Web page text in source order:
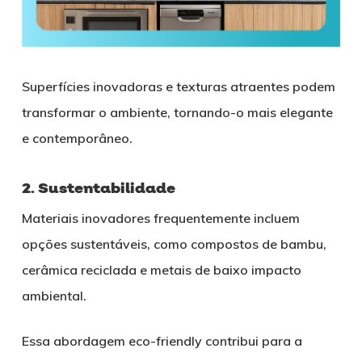
Superfícies inovadoras e texturas atraentes podem
transformar o ambiente, tornando-o mais elegante
e contemporâneo.
2. Sustentabilidade
Materiais inovadores frequentemente incluem
opções sustentáveis, como compostos de bambu,
cerâmica reciclada e metais de baixo impacto
ambiental.
Essa abordagem eco-friendly contribui para a